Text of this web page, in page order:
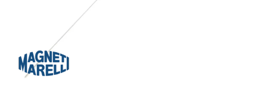
POMOĆ PRI KUPOVINI
Za više informacija, pomoć i
porudžbine
011 4427900
Radno vreme